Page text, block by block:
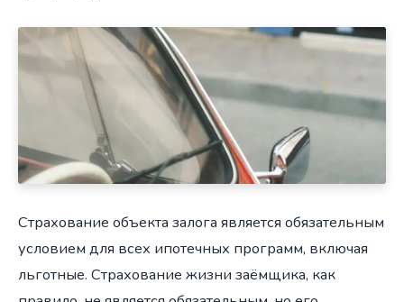
Страхование объекта залога является обязательным
условием для всех ипотечных программ, включая
льготные. Страхование жизни заёмщика, как